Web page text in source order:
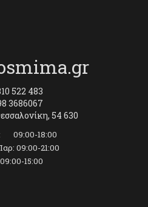
522 483
3686067
54 630
09:00-18:00
09:00-21:00
15:00